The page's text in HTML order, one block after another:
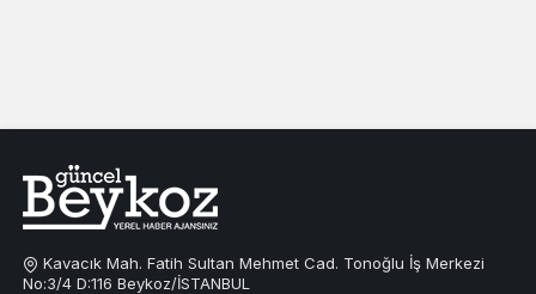
Kavacık Mah. Fatih Sultan Mehmet Cad. Tonoğlu İş Merkezi
No:3/4 D:116 Beykoz/İSTANBUL